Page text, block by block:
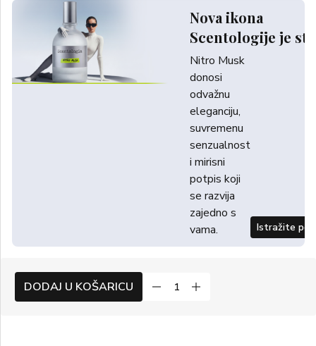
Nova ikona
Scentologije je
Nitro Musk
donosi
odvažnu
eleganciju,
suvremenu
senzualnost
i mirisni
potpis koji
se razvija
zajedno s
vama.
Istražite
DODAJ U KOŠARICU